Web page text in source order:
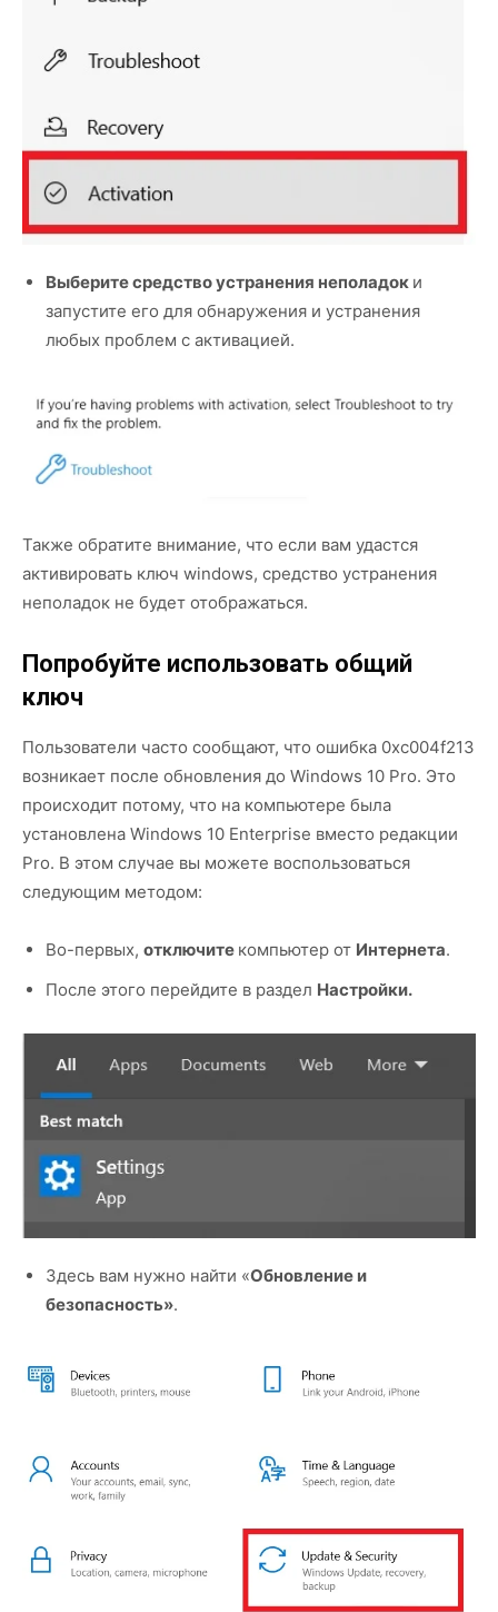
Выберите средство устранения неполадок и
запустите его для обнаружения и устранения
любых проблем с активацией.
Также обратите внимание, что если вам удастся
активировать ключ windows, средство устранения
неполадок не будет отображаться.
Попробуйте использовать общий
ключ
Пользователи часто сообщают, что ошибка 0xc004f213
возникает после обновления до Windows 10 Pro. Это
происходит потому, что на компьютере была
установлена Windows 10 Enterprise вместо редакции
Pro. В этом случае вы можете воспользоваться
следующим методом:
Во-первых, отключите компьютер от Интернета.
После этого перейдите в раздел Настройки.
Здесь вам нужно найти «Обновление и
безопасность».